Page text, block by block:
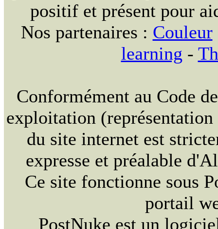
positif et présent pour
Nos partenaires : Couleur
learning -
Conformément au Code
exploitation
du site internet est
expresse et préalable
Ce site fonctionne sous
portail
PostNuke est un